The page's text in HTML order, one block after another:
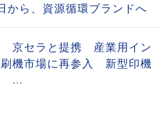
ら、資源循環ブランドへ
京セラと提携 産業用イン
刷機市場に再参入 新型印機
...